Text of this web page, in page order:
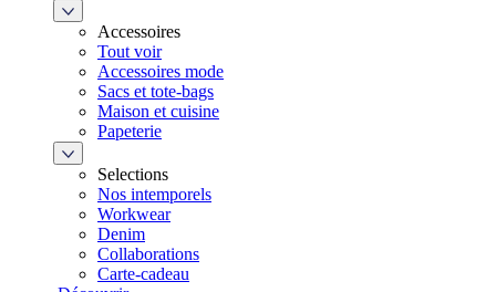
Accessoires
Tout voir
Accessoires mode
Sacs et tote-bags
Maison et cuisine
Papeterie
Selections
Nos intemporels
Workwear
Denim
Collaborations
Carte-cadeau